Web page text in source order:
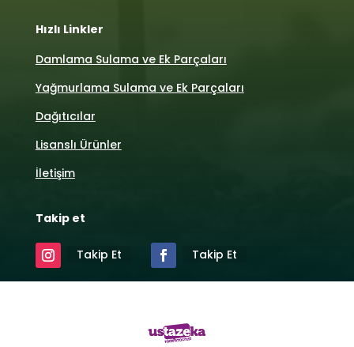
Hızlı Linkler
Damlama Sulama ve Ek Parçaları
Yağmurlama Sulama ve Ek Parçaları
Dağıtıcılar
Lisanslı Ürünler
İletişim
Takip et
Takip Et Takip Et